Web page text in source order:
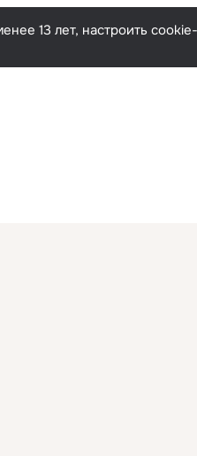
13 лет, настроить